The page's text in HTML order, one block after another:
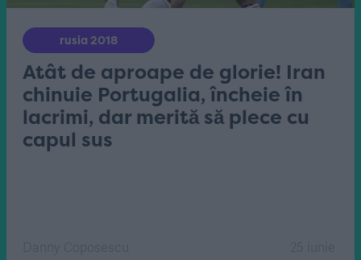
rusia 2018
Atât de aproape de glorie! Iran
chinuie Portugalia, încheie în
lacrimi, dar merită să plece cu
capul sus